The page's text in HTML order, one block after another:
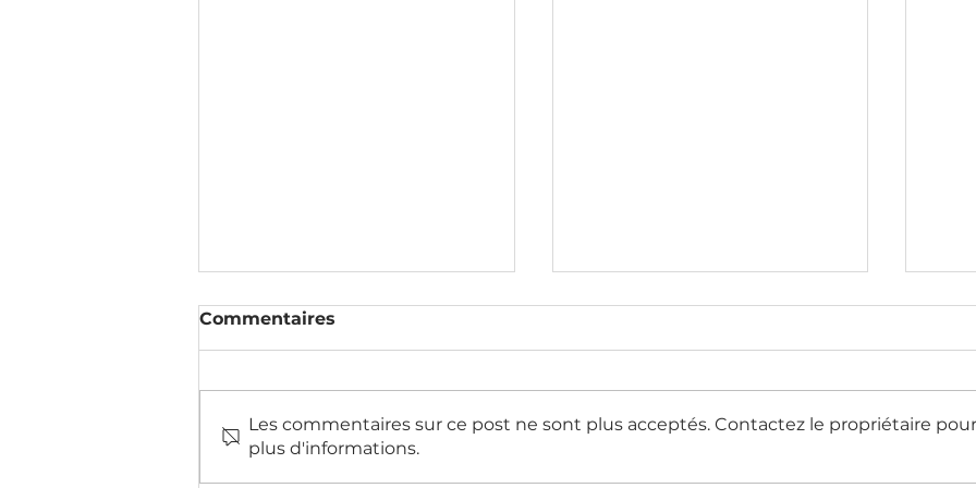
Commentaires
Les commentaires sur ce post ne sont plus acceptés. Contactez le propriétaire pour
plus d'informations.